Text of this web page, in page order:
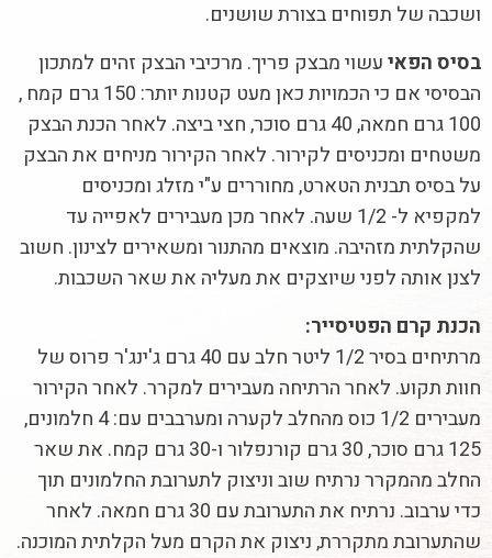
ושכבה של תפוחים בצורת שושנים.
בסיס הפאיעשוי מבצק פריך. מרכיבי הבצק זהים למתכון
הבסיסי אם כי הכמויות כאן מעט קטנות יותר: 150 גרם קמח ,
100 גרם חמאה, 40 גרם סוכר, חצי ביצה. לאחר הכנת הבצק
משטחים ומכניסים לקירור. לאחר הקירור מניחים את הבצק
על בסיס תבנית הטארט, מחוררים ע"י מזלג ומכניסים
למקפיא ל- 1/2 שעה. לאחר מכן מעבירים לאפייה עד
שהקלתית מזהיבה. מוצאים מהתנור ומשאירים לצינון. חשוב
לצנן אותה לפני שיוצקים את מעליה את שאר השכבות.
הכנת קרם הפטיסייר:
מרתיחים בסיר 1/2 ליטר חלב עם 40 גרם ג'ינג'ר פרוס של
חוות תקוע. לאחר הרתיחה מעבירים למקרר. לאחר הקירור
מעבירים 1/2 כוס מהחלב לקערה ומערבבים עם: 4 חלמונים,
125 גרם סוכר, 30 גרם קורנפלור ו-30 גרם קמח. את שאר
החלב מהמקרר נרתיח שוב וניצוק לתערובת החלמונים תוך
כדי ערבוב. נרתיח את התערובת עם 30 גרם חמאה. לאחר
שהתערובת מתקררת, ניצוק את הקרם מעל הקלתית המוכנה.